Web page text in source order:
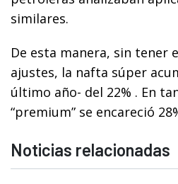
similares.
De esta manera, sin tener
ajustes, la nafta súper
último año- del 22% . En
“premium” se encareció
Noticias relacionadas